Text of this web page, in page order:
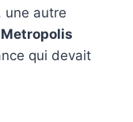
une autre
Metropolis
qui devait